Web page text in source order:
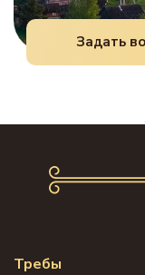
Задать
Требы